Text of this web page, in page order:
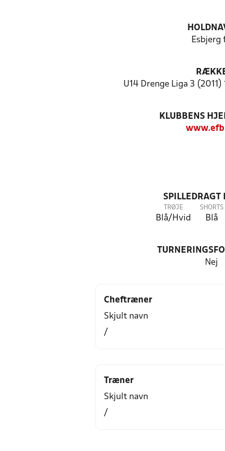
Esbjerg
U14 Drenge Liga 3
KLUBBENS
SPILLEDRAGT
TRØJE
Blå/Hvid
SHORTS
Blå
Nej
Cheftræner
Skjult navn
/
Træner
Skjult navn
/